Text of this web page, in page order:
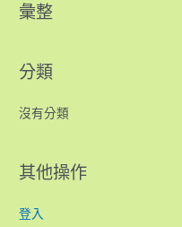
彙整
分類
沒有分類
其他操作
登入